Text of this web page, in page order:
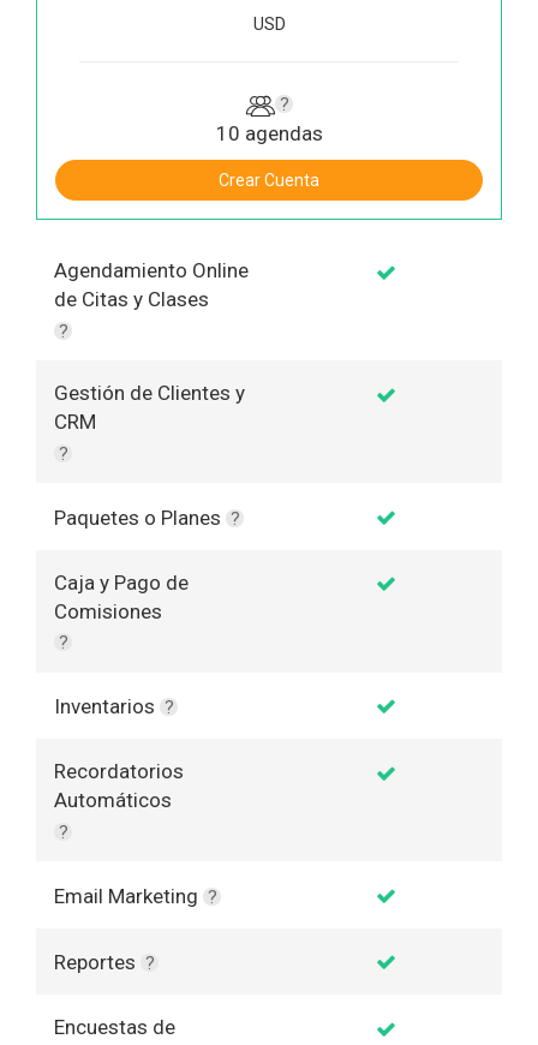
USD
?
10 agendas
Crear Cuenta
Agendamiento Online
de Citas y Clases
?
Gestión de Clientes y
CRM
?
Paquetes o Planes ?
Caja y Pago de
Comisiones
?
Inventarios ?
Recordatorios
Automáticos
?
Email Marketing ?
Reportes ?
Encuestas de